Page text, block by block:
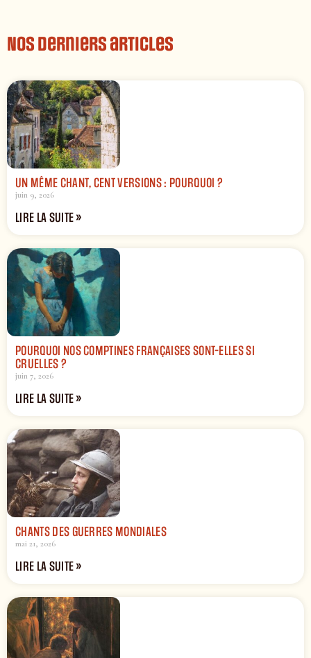
Nos derniers articles
UN MÊME CHANT, CENT VERSIONS : POURQUOI ?
juin 9, 2026
LIRE LA SUITE »
POURQUOI NOS COMPTINES FRANÇAISES SONT-ELLES SI
CRUELLES ?
juin 7, 2026
LIRE LA SUITE »
CHANTS DES GUERRES MONDIALES
mai 21, 2026
LIRE LA SUITE »